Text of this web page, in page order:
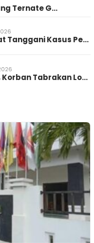
Ternate G…
Tanggani Kasus Pe…
Tabrakan Lo…